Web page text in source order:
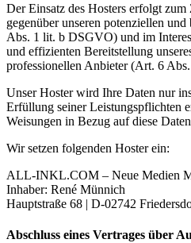
Der Einsatz des Hosters erfolgt
gegenüber unseren potenziellen
Abs. 1 lit. b DSGVO) und im
und effizienten Bereitstellung
professionellen Anbieter (Art. 6
Unser Hoster wird Ihre Daten nur
Erfüllung seiner Leistungspflichten
Weisungen in Bezug auf diese
Wir setzen folgenden Hoster ein:
ALL-INKL.COM – Neue Medien
Inhaber: René Münnich
Hauptstraße 68 | D-02742
Abschluss eines Vertrages über